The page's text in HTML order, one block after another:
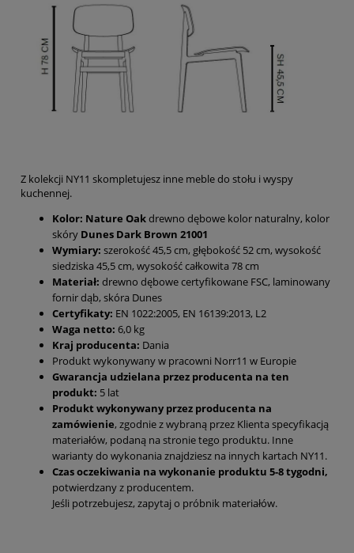
Z kolekcji NY11 skompletujesz inne meble do stołu i wyspy
kuchennej.
Kolor: Nature Oakdrewno dębowe kolor naturalny, kolor
skóry Dunes Dark Brown 21001
Wymiary: szerokość 45,5 cm, głębokość 52 cm, wysokość
siedziska 45,5 cm, wysokość całkowita 78 cm
Materiał: drewno dębowe certyfikowane FSC, laminowany
fornir dąb, skóra Dunes
Certyfikaty: EN 1022:2005, EN 16139:2013, L2
Waga netto: 6,0 kg
Kraj producenta: Dania
Produkt wykonywany w pracowni Norr11 w Europie
Gwarancja udzielana przez producenta na ten
produkt: 5 lat
Produkt wykonywany przez producenta na
zamówienie, zgodnie z wybraną przez Klienta specyfikacją
materiałów, podaną na stronie tego produktu. Inne
warianty do wykonania znajdziesz na innych kartach NY11.
Czas oczekiwania na wykonanie produktu 5-8 tygodni,
potwierdzany z producentem.
Jeśli potrzebujesz, zapytaj o próbnik materiałów.